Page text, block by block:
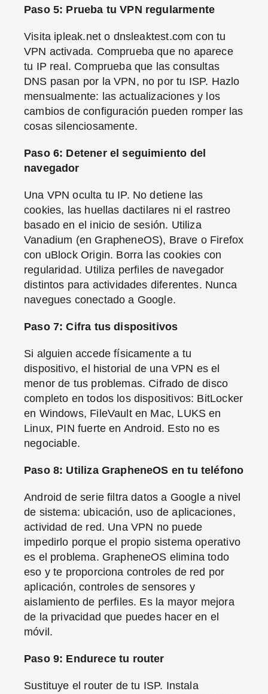
Paso 5: Prueba tu VPN regularmente
Visita ipleak.net o dnsleaktest.com con tu
VPN activada. Comprueba que no aparece
tu IP real. Comprueba que las consultas
DNS pasan por la VPN, no por tu ISP. Hazlo
mensualmente: las actualizaciones y los
cambios de configuración pueden romper las
cosas silenciosamente.
Paso 6: Detener el seguimiento del
navegador
Una VPN oculta tu IP. No detiene las
cookies, las huellas dactilares ni el rastreo
basado en el inicio de sesión. Utiliza
Vanadium (en GrapheneOS), Brave o Firefox
con uBlock Origin. Borra las cookies con
regularidad. Utiliza perfiles de navegador
distintos para actividades diferentes. Nunca
navegues conectado a Google.
Paso 7: Cifra tus dispositivos
Si alguien accede físicamente a tu
dispositivo, el historial de una VPN es el
menor de tus problemas. Cifrado de disco
completo en todos los dispositivos: BitLocker
en Windows, FileVault en Mac, LUKS en
Linux, PIN fuerte en Android. Esto no es
negociable.
Paso 8: Utiliza GrapheneOS en tu teléfono
Android de serie filtra datos a Google a nivel
de sistema: ubicación, uso de aplicaciones,
actividad de red. Una VPN no puede
impedirlo porque el propio sistema operativo
es el problema. GrapheneOS elimina todo
eso y te proporciona controles de red por
aplicación, controles de sensores y
aislamiento de perfiles. Es la mayor mejora
de la privacidad que puedes hacer en el
móvil.
Paso 9: Endurece tu router
Sustituye el router de tu ISP. Instala